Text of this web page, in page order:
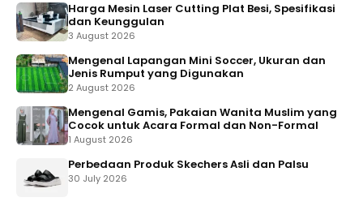
Harga Mesin Laser Cutting Plat Besi, Spesifikasi
dan Keunggulan
3 August 2026
Mengenal Lapangan Mini Soccer, Ukuran dan
Jenis Rumput yang Digunakan
2 August 2026
Mengenal Gamis, Pakaian Wanita Muslim yang
Cocok untuk Acara Formal dan Non-Formal
1 August 2026
Perbedaan Produk Skechers Asli dan Palsu
30 July 2026